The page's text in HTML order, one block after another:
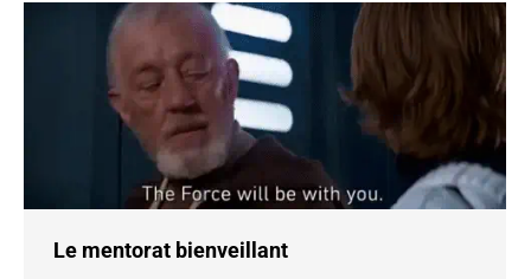
Le mentorat bienveillant